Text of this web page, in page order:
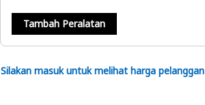
Tambah Peralatan
Silakan masuk untuk melihat harga pelanggan